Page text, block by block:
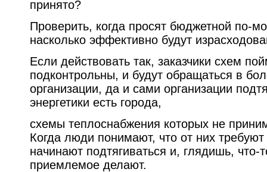
принято?
Проверить, когда просят бюджетной по-
насколько эффективно будут
Если действовать так, заказчики схем
подконтрольны, и будут обращаться в
организации, да и сами организации
энергетики есть города,
схемы теплоснабжения которых не
Когда люди понимают, что от них
начинают подтягиваться и, глядишь, что-
приемлемое делают.